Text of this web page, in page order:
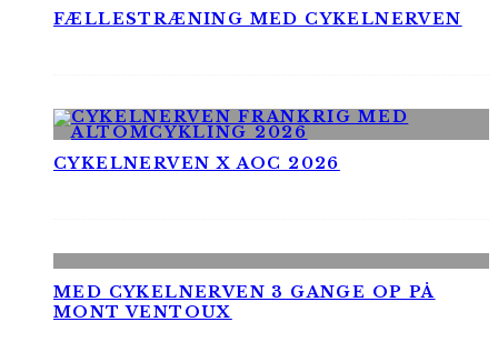
FÆLLESTRÆNING MED CYKELNERVEN
CYKELNERVEN X AOC 2026
MED CYKELNERVEN 3 GANGE OP PÅ
MONT VENTOUX